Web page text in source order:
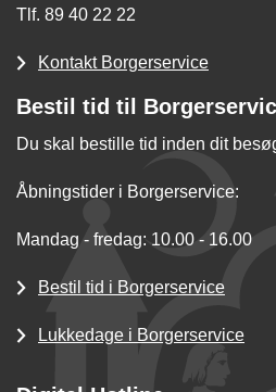
Tlf. 89 40 22 22
Kontakt Borgerservice
Bestil tid til
Du skal bestille tid inden dit
Åbningstider i Borgerservice:
Mandag - fredag: 10.00 - 16.00
Bestil tid i Borgerservice
Lukkedage i Borgerservice